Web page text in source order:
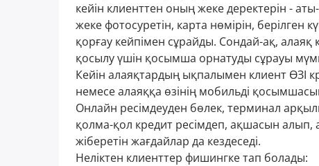
кейін клиенттен оның жеке деректерін -
жеке фотосуретін, карта нөмірін, берілген
қорғау кейпімен сұрайды. Сондай-ақ,
қосылу үшін қосымша орнатуды сұрауы
Кейін алаяқтардың ықпалымен клиент ӨЗІ
немесе алаяққа өзінің мобильді
Онлайн ресімдеуден бөлек, терминал
қолма-қол кредит ресімдеп, ақшасын алып,
жіберетін жағдайлар да кездеседі.
Неліктен клиенттер фишингке тап болады: